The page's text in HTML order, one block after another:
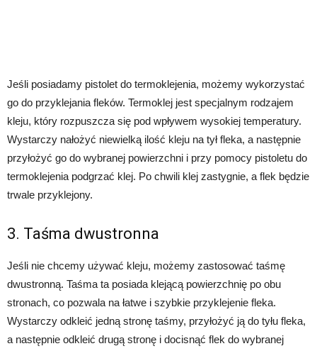
Jeśli posiadamy pistolet do termoklejenia, możemy wykorzystać
go do przyklejania fleków. Termoklej jest specjalnym rodzajem
kleju, który rozpuszcza się pod wpływem wysokiej temperatury.
Wystarczy nałożyć niewielką ilość kleju na tył fleka, a następnie
przyłożyć go do wybranej powierzchni i przy pomocy pistoletu do
termoklejenia podgrzać klej. Po chwili klej zastygnie, a flek będzie
trwale przyklejony.
3. Taśma dwustronna
Jeśli nie chcemy używać kleju, możemy zastosować taśmę
dwustronną. Taśma ta posiada klejącą powierzchnię po obu
stronach, co pozwala na łatwe i szybkie przyklejenie fleka.
Wystarczy odkleić jedną stronę taśmy, przyłożyć ją do tyłu fleka,
a następnie odkleić drugą stronę i docisnąć flek do wybranej